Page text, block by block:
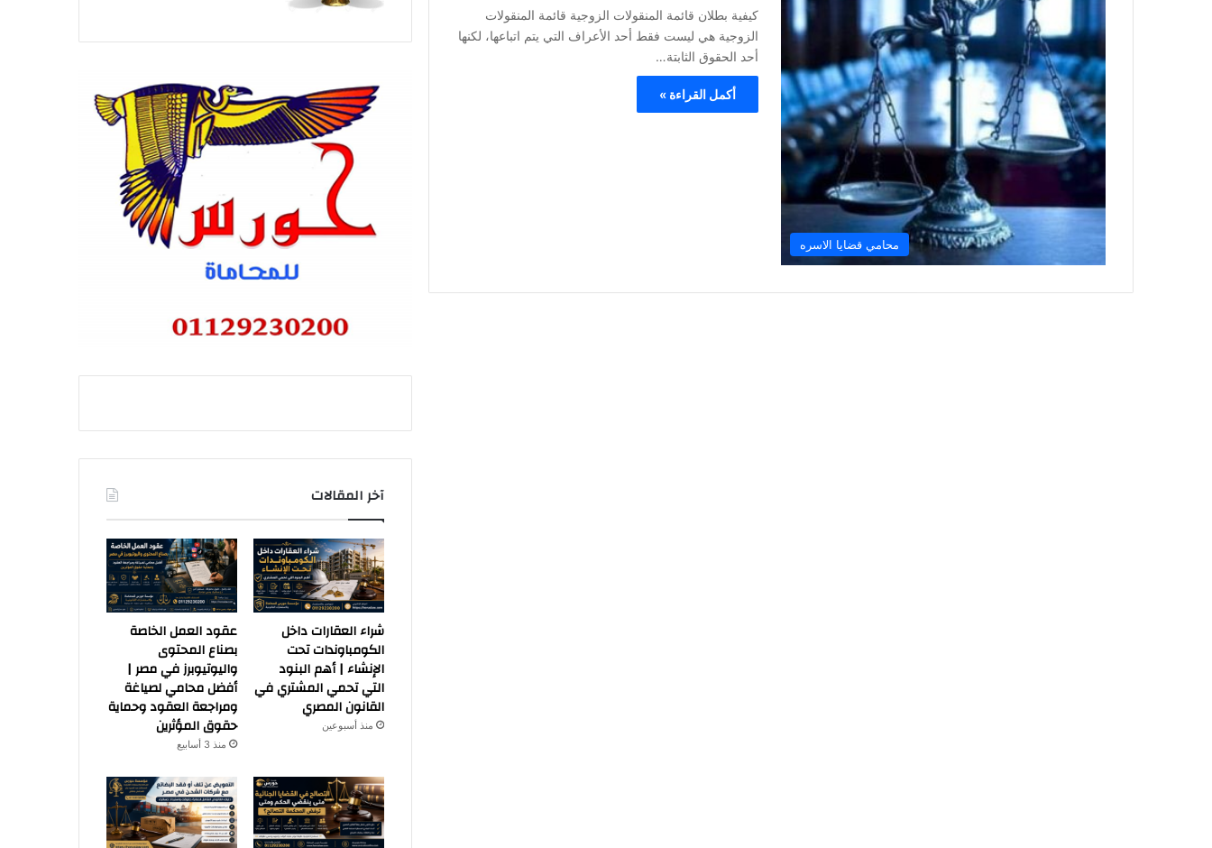
محامي قضايا الاسره
كيفية بطلان قائمة المنقولات الزوجية قائمة المنقولات
الزوجية هي ليست فقط أحد الأعراف التي يتم اتباعها، لكنها
أحد الحقوق الثابتة…
أكمل القراءة »
آخر المقالات
شراء العقارات داخل
الكومباوندات تحت
الإنشاء | أهم البنود
التي تحمي المشتري في
القانون المصري
منذ أسبوعين
عقود العمل الخاصة
بصناع المحتوى
واليوتيوبرز في مصر |
أفضل محامي لصياغة
ومراجعة العقود وحماية
حقوق المؤثرين
منذ 3 أسابيع